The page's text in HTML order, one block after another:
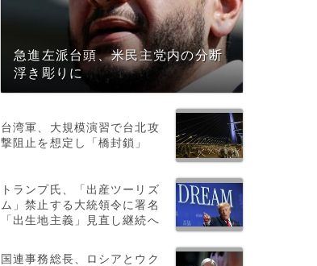
急進左派台頭、米民主党内の分断
浮き彫りに
台湾軍、大規模演習で台北攻
撃阻止を想定し「橋封鎖」
トランプ氏、「出産ツーリズ
ム」禁止する大統領令に署名
「出生地主義」見直し継続へ
国連事務総長、ロシアとウク